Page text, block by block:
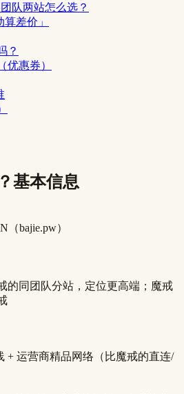
队两站怎么选？
差价」
？
优惠券）
基本信息
（bajie.pw）
的同团队分站，定位更高端；魔戒
+ 运营商精品网络（比魔戒的直连/